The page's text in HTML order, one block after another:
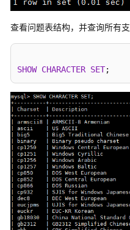
参
常
问
故
障
排
除
视
频
帮
助
查看问题表结构，并查询所有
SHOW CHARACTER SET;